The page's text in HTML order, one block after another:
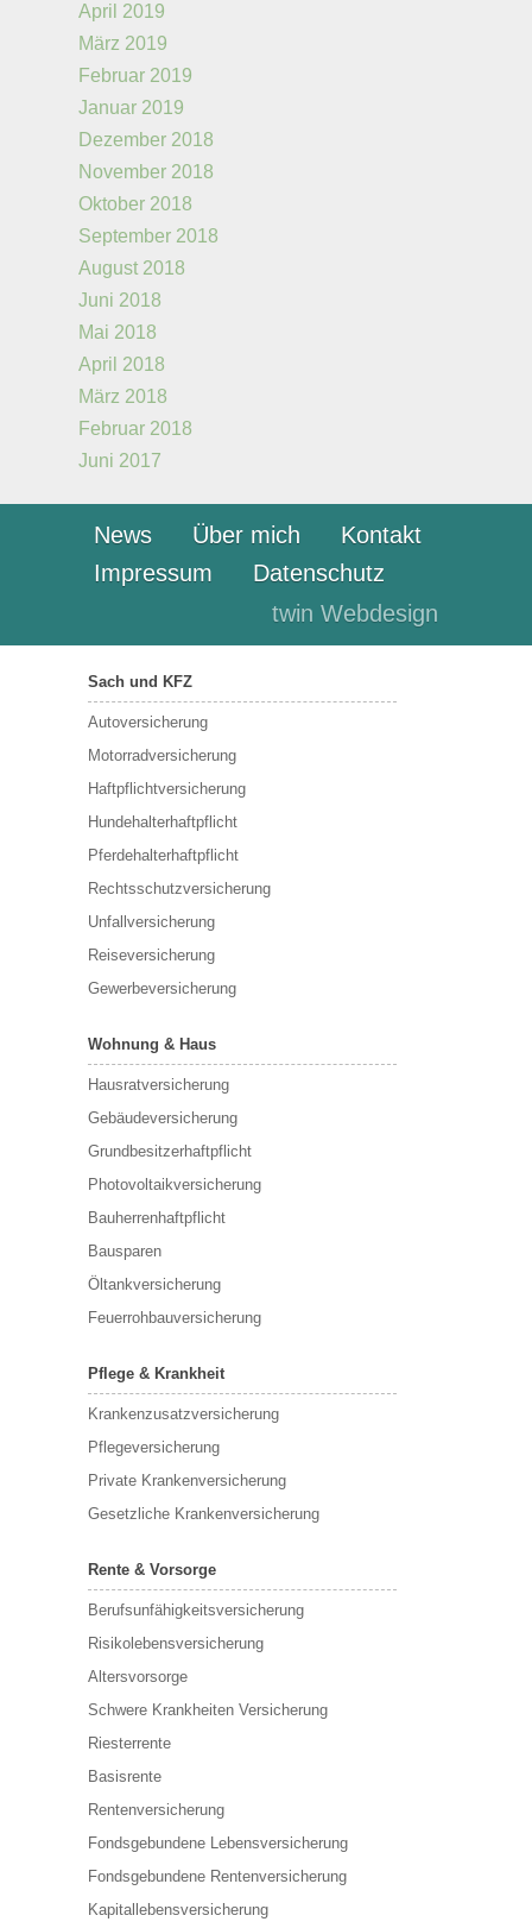
April 2019
März 2019
Februar 2019
Januar 2019
Dezember 2018
November 2018
Oktober 2018
September 2018
August 2018
Juni 2018
Mai 2018
April 2018
März 2018
Februar 2018
Juni 2017
News Über mich
Kontakt
Impressum
Datenschutz
twin Webdesign
Sach und KFZ
Autoversicherung
Motorradversicherung
Haftpflichtversicherung
Hundehalterhaftpflicht
Pferdehalterhaftpflicht
Rechtsschutzversicherung
Unfallversicherung
Reiseversicherung
Gewerbeversicherung
Wohnung & Haus
Hausratversicherung
Gebäudeversicherung
Grundbesitzerhaftpflicht
Photovoltaikversicherung
Bauherrenhaftpflicht
Bausparen
Öltankversicherung
Feuerrohbauversicherung
Pflege & Krankheit
Krankenzusatzversicherung
Pflegeversicherung
Private Krankenversicherung
Gesetzliche Krankenversicherung
Rente & Vorsorge
Berufs­unfähigkeitsversicherung
Risikolebensversicherung
Altersvorsorge
Schwere Krankheiten Versicherung
Riesterrente
Basisrente
Rentenversicherung
Fondsgebundene Lebensversicherung
Fondsgebundene Rentenversicherung
Kapitallebensversicherung